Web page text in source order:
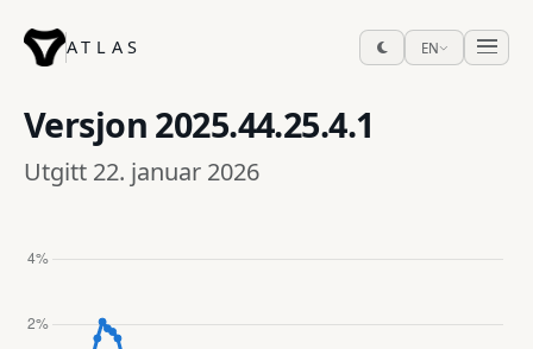
ATLAS EN
Versjon 2025.44.25.4.1
Utgitt 22. januar 2026